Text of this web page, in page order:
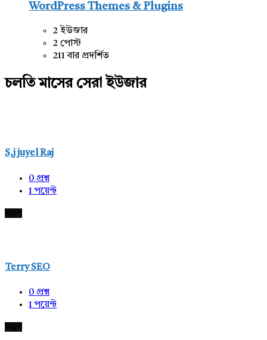
WordPress Themes & Plugins
2 ইউজার
2 পোস্ট
211 বার প্রদর্শিত
চলতি মাসের সেরা ইউজার
S,j juyel Raj
0 প্রশ্ন
1পয়েন্ট
Terry SEO
0 প্রশ্ন
1পয়েন্ট